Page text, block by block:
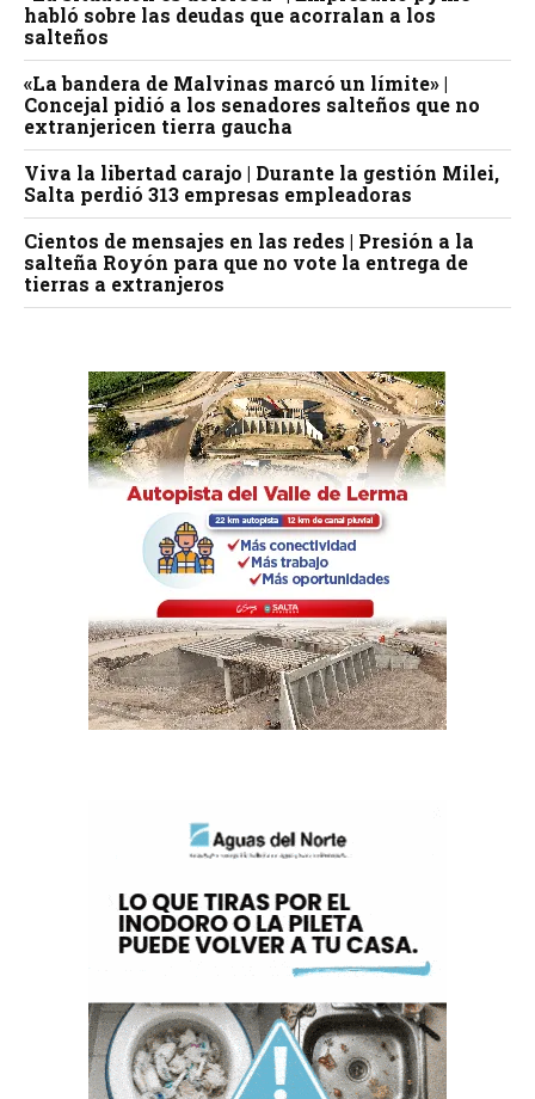
habló sobre las deudas que acorralan a los
salteños
«La bandera de Malvinas marcó un límite» |
Concejal pidió a los senadores salteños que no
extranjericen tierra gaucha
Viva la libertad carajo | Durante la gestión Milei,
Salta perdió 313 empresas empleadoras
Cientos de mensajes en las redes | Presión a la
salteña Royón para que no vote la entrega de
tierras a extranjeros